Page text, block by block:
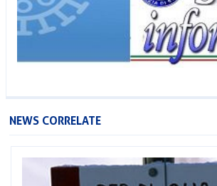
NEWS CORRELATE